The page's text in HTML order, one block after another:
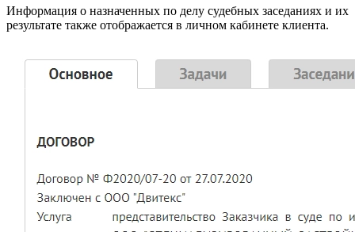
Информация о назначенных по делу судебных заседаниях и их
результате также отображается в личном кабинете клиента.